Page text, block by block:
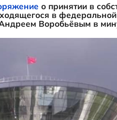
о принятии в
в
Воробьёвым в